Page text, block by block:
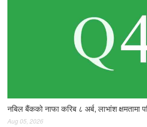
नबिल बैंकको नाफा करिब ८ अर्ब, लाभांश क्षमतामा
Aug 05, 2026